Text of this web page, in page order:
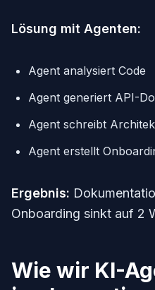
Lösung mit Agenten:
Agent analysiert Code
Agent generiert API-
Agent schreibt
Agent erstellt
Ergebnis:
Onboarding sinkt auf 2
Wie wir KI-